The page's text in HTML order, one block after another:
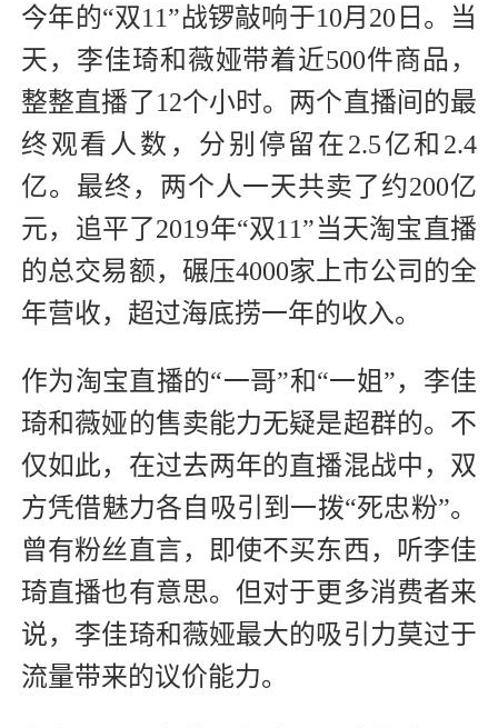
今年的“双11”战锣敲响于10月20日。当
天，李佳琦和薇娅带着近500件商品，
整整直播了12个小时。两个直播间的最
终观看人数，分别停留在2.5亿和2.4
亿。最终，两个人一天共卖了约200亿
元，追平了2019年“双11”当天淘宝直播
的总交易额，碾压4000家上市公司的全
年营收，超过海底捞一年的收入。
作为淘宝直播的“一哥”和“一姐”，李佳
琦和薇娅的售卖能力无疑是超群的。不
仅如此，在过去两年的直播混战中，双
方凭借魅力各自吸引到一拨“死忠粉”。
曾有粉丝直言，即使不买东西，听李佳
琦直播也有意思。但对于更多消费者来
说，李佳琦和薇娅最大的吸引力莫过于
流量带来的议价能力。